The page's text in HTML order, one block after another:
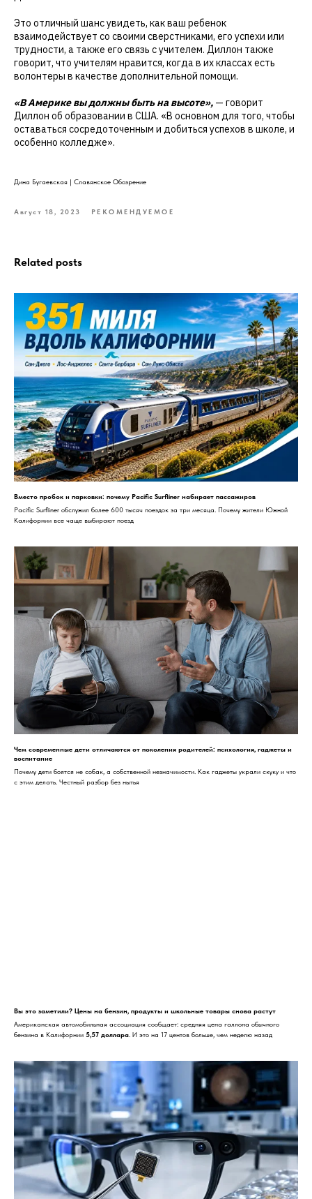
Это отличный шанс увидеть, как ваш ребенок
взаимодействует со своими сверстниками, его успехи или
трудности, а также его связь с учителем. Диллон также
говорит, что учителям нравится, когда в их классах есть
волонтеры в качестве дополнительной помощи.
«В Америке вы должны быть на высоте», — говорит
Диллон об образовании в США. «В основном для того, чтобы
оставаться сосредоточенным и добиться успехов в школе, и
особенно колледже».
Дина Бугаевская | Славянское Обозрение
Август 18, 2023 РЕКОМЕНДУЕМОЕ
Related posts
Вместо пробок и парковки: почему Pacific Surfliner набирает пассажиров
Pacific Surfliner обслужил более 600 тысяч поездок за три месяца. Почему жители Южной
Калифорнии все чаще выбирают поезд
Чем современные дети отличаются от поколения родителей: психология, гаджеты и
воспитание
Почему дети боятся не собак, а собственной незначимости. Как гаджеты украли скуку и что
с этим делать. Честный разбор без нытья
Вы это заметили? Цены на бензин, продукты и школьные товары снова растут
Американская автомобильная ассоциация сообщает: средняя цена галлона обычного
бензина в Калифорнии 5,57 доллара . И это на 17 центов больше, чем неделю назад